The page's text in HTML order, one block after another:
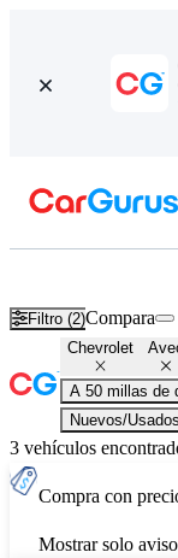
Filtro (2)Compara
Chevrolet
A 50 millas de
Nuevos/
3 vehículos
Compra con
Mostrar solo